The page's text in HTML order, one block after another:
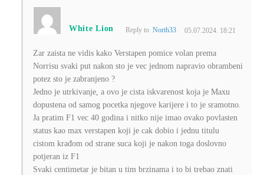
White Lion Reply to North33 05.07.2024. 18:21
Zar zaista ne vidis kako Verstapen pomice volan prema
Norrisu svaki put nakon sto je vec jednom napravio obrambeni
potez sto je zabranjeno ?
Jedno je utrkivanje, a ovo je cista iskvarenost koja je Maxu
dopustena od samog pocetka njegove karijere i to je sramotno.
Ja pratim F1 vec 40 godina i nitko nije imao ovako povlasten
status kao max verstapen koji je cak dobio i jednu titulu
cistom krađom od strane suca koji je nakon toga doslovno
potjeran iz F1
Svaki centimetar je bitan u tim brzinama i to bi trebao znati